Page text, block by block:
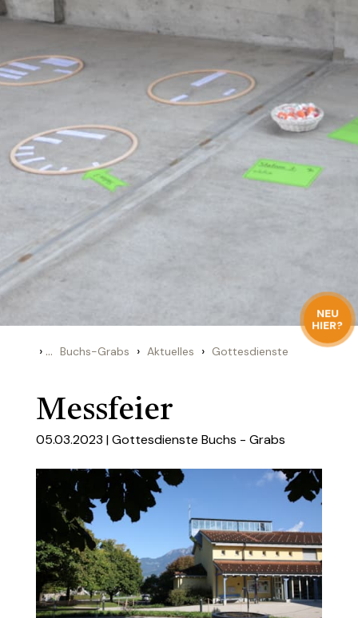
NEU
HIER?
› ... Buchs-Grabs › Aktuelles › Gottesdienste
Messfeier
05.03.2023 |Gottesdienste Buchs - Grabs